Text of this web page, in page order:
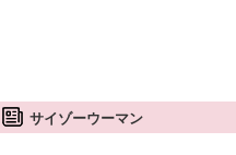
サイゾーウーマン